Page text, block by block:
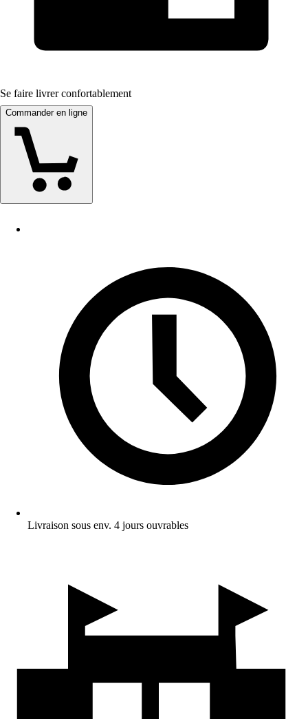
Se faire livrer confortablement
Commander en ligne
Livraison sous env. 4 jours ouvrables